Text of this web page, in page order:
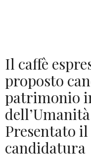
Il caffè
proposto
patrimonio
Presentato
candidatura